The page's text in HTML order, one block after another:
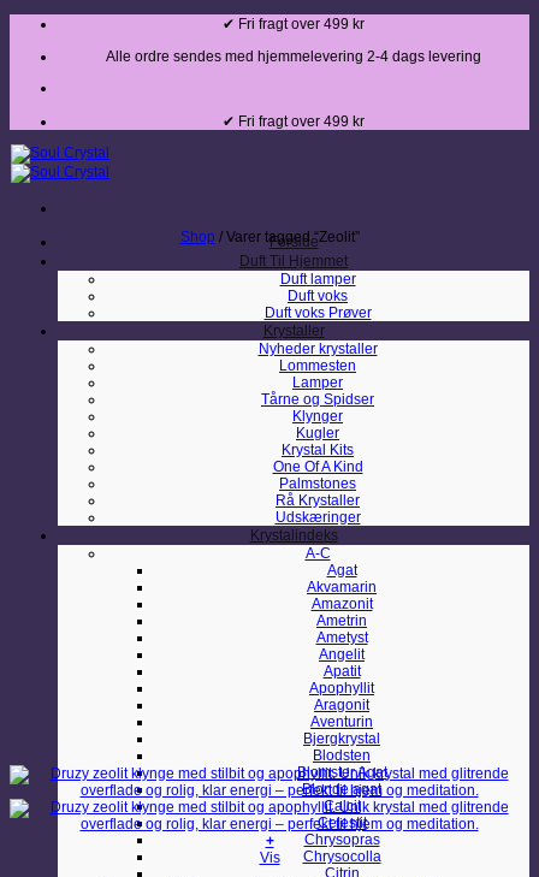
Fortsæt
indhold
✔ Fri fragt over 499 kr
Alle ordre sendes med hjemmelevering 2-4 dags levering
✔ Fri fragt over 499 kr
Forside
Duft Til Hjemmet
Duft lamper
Duft voks
Duft voks Prøver
Krystaller
Nyheder krystaller
Lommesten
Lamper
Tårne og Spidser
Klynger
Kugler
Krystal Kits
One Of A Kind
Palmstones
Rå Krystaller
Udskæringer
Krystalindeks
A-C
Agat
Akvamarin
Amazonit
Ametrin
Ametyst
Angelit
Apatit
Apophyllit
Aragonit
Aventurin
Bjergkrystal
Blodsten
Blomster Agat
Blonde agat
Calcit
Celestit
Chrysopras
Chrysocolla
Shop /Varer tagged “Zeolit”
+
Vis